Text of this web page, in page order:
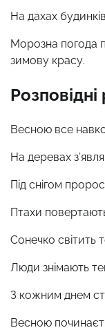
На дахах
Морозна погода
зимову красу.
Весною все
На деревах
Під снігом
Птахи
Сонечко світить
Люди знімають
З кожним днем
Весною